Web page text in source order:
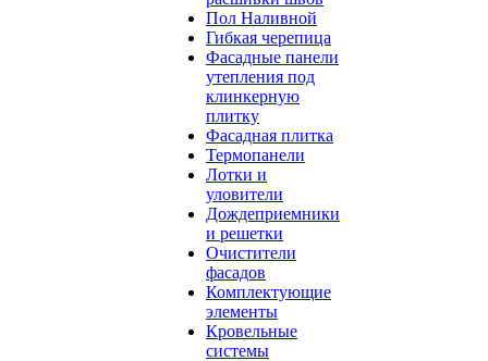
Пол Наливной
Гибкая черепица
Фасадные панели
утепления под
клинкерную
плитку
Фасадная плитка
Термопанели
Лотки и
уловители
Дождеприемники
и решетки
Очистители
фасадов
Комплектующие
элементы
Кровельные
системы